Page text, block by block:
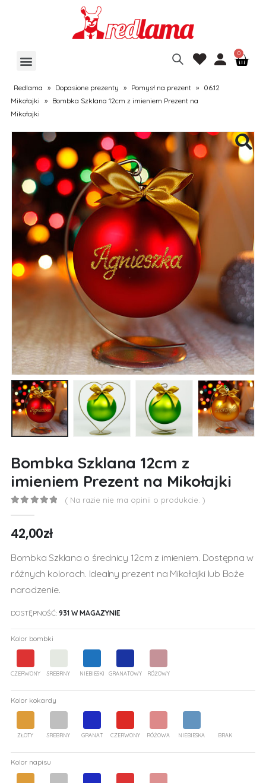
Redlama » Dopasione prezenty » Pomysł na prezent » 06.12
Mikołajki » Bombka Szklana 12cm z imieniem Prezent na
Mikołajki
Bombka Szklana 12cm z
imieniem Prezent na Mikołajki
( Na razie nie ma opinii o produkcie. )
42,00zł
Bombka Szklana o średnicy 12cm z imieniem. Dostępna w
różnych kolorach. Idealny prezent na Mikołajki lub Boże
narodzenie.
DOSTĘPNOŚĆ: 931 W MAGAZYNIE
Kolor bombki
CZERWONY SREBRNY NIEBIESKI GRANATOWY RÓŻOWY
Kolor kokardy
ZŁOTY SREBRNY GRANAT CZERWONY RÓŻOWA NIEBIESKA BRAK
Kolor napisu